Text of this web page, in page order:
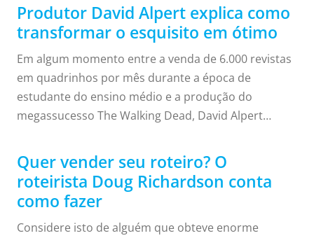
Produtor David Alpert explica como
transformar o esquisito em ótimo
Em algum momento entre a venda de 6.000 revistas
em quadrinhos por mês durante a época de
estudante do ensino médio e a produção do
megassucesso The Walking Dead, David Alpert
em ótimo". E ele compartilhou essas lições em um
evento de título homônimo durante uma visita
recente a San Luis Obispo. O evento foi o primeiro
de uma série de bate-papos criativos no Studios on
the Park, em Paso Robles. Embora seja mais
Quer vender seu roteiro? O
roteirista Doug Richardson conta
como fazer
Considere isto de alguém que obteve enorme